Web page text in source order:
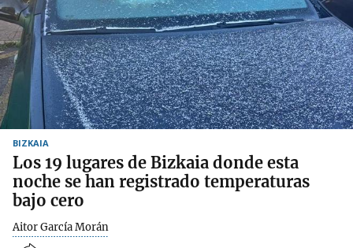
BIZKAIA
Los 19 lugares de Bizkaia donde esta
noche se han registrado temperaturas
bajo cero
Aitor García Morán